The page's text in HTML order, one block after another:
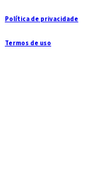
Política de privacidade
Termos de uso